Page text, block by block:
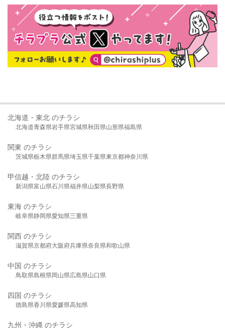
北海道・東北 のチラシ
北海道青森県岩手県宮城県秋田県山形県福島県
関東 のチラシ
茨城県栃木県群馬県埼玉県千葉県東京都神奈川県
甲信越・北陸 のチラシ
新潟県富山県石川県福井県山梨県長野県
東海 のチラシ
岐阜県静岡県愛知県三重県
関西 のチラシ
滋賀県京都府大阪府兵庫県奈良県和歌山県
中国 のチラシ
鳥取県島根県岡山県広島県山口県
四国 のチラシ
徳島県香川県愛媛県高知県
九州・沖縄 のチラシ